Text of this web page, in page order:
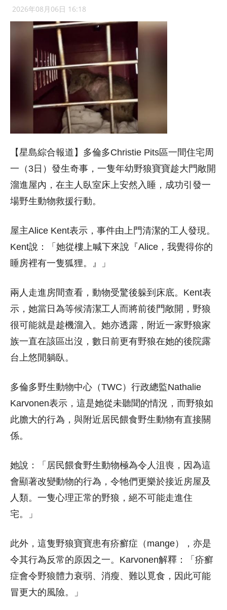
2026年08月06日 16:18
【星島綜合報道】多倫多Christie Pits區一間住宅周
一（3日）發生奇事，一隻年幼野狼寶寶趁大門敞開
溜進屋內，在主人臥室床上安然入睡，成功引發一
場野生動物救援行動。
屋主Alice Kent表示，事件由上門清潔的工人發現。
Kent說：「她從樓上喊下來說『Alice，我覺得你的
睡房裡有一隻狐狸。』」
兩人走進房間查看，動物受驚後躲到床底。Kent表
示，她當日為等候清潔工人而將前後門敞開，野狼
很可能就是趁機溜入。她亦透露，附近一家野狼家
族一直在該區出沒，數日前更有野狼在她的後院露
台上悠閒躺臥。
多倫多野生動物中心（TWC）行政總監Nathalie
Karvonen表示，這是她從未聽聞的情況，而野狼如
此膽大的行為，與附近居民餵食野生動物有直接關
係。
她說：「居民餵食野生動物極為令人沮喪，因為這
會顯著改變動物的行為，令牠們更樂於接近房屋及
人類。一隻心理正常的野狼，絕不可能走進住
宅。」
此外，這隻野狼寶寶患有疥癬症（mange），亦是
令其行為反常的原因之一。Karvonen解釋：「疥癬
症會令野狼體力衰弱、消瘦、難以覓食，因此可能
冒更大的風險。」